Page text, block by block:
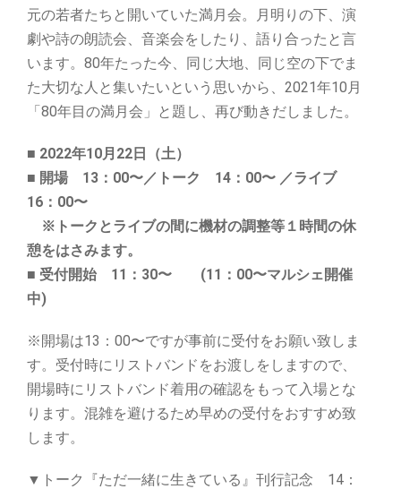
元の若者たちと開いていた満月会。月明りの下、演
劇や詩の朗読会、音楽会をしたり、語り合ったと言
います。80年たった今、同じ大地、同じ空の下でま
た大切な人と集いたいという思いから、2021年10月
「80年目の満月会」と題し、再び動きだしました。
■ 2022年10月22日（土）
■ 開場 13：00〜／トーク 14：00〜 ／ライブ
16：00〜
※トークとライブの間に機材の調整等１時間の休
憩をはさみます。
■ 受付開始 11：30〜 (11：00〜マルシェ開催
中)
※開場は13：00〜ですが事前に受付をお願い致しま
す。受付時にリストバンドをお渡しをしますので、
開場時にリストバンド着用の確認をもって入場とな
ります。混雑を避けるため早めの受付をおすすめ致
します。
▼トーク『ただ一緒に生きている』刊行記念 14：